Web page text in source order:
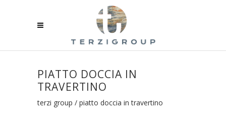
PIATTO DOCCIA IN
TRAVERTINO
terzi group / piatto doccia in travertino